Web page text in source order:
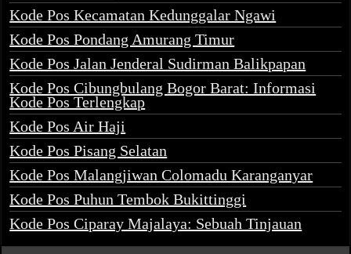
Kode Pos Kecamatan Kedunggalar Ngawi
Kode Pos Pondang Amurang Timur
Kode Pos Jalan Jenderal Sudirman Balikpapan
Kode Pos Cibungbulang Bogor Barat: Informasi
Kode Pos Terlengkap
Kode Pos Air Haji
Kode Pos Pisang Selatan
Kode Pos Malangjiwan Colomadu Karanganyar
Kode Pos Puhun Tembok Bukittinggi
Kode Pos Ciparay Majalaya: Sebuah Tinjauan